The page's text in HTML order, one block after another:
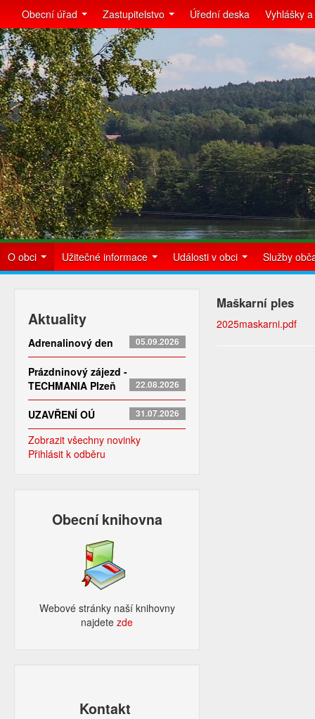
Obecní úřad Zastupitelstvo Úřední deska Vyhlášky
O obci Užitečné informace Události v obci Služby
Aktuality
Adrenalinový den 05.09.2026
Prázdninový zájezd -
TECHMANIA Plzeň
22.08.2026
UZAVŘENÍ OÚ 31.07.2026
Zobrazit všechny novinky
Přihlásit k odběru
Obecní knihovna
Webové stránky naší knihovny
najdetezde​
Kontakt
Maškarní ples
2025maskarni.pdf